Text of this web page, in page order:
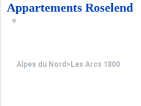
Appartements Roselend
Alpes du Nord > Les Arcs 1800